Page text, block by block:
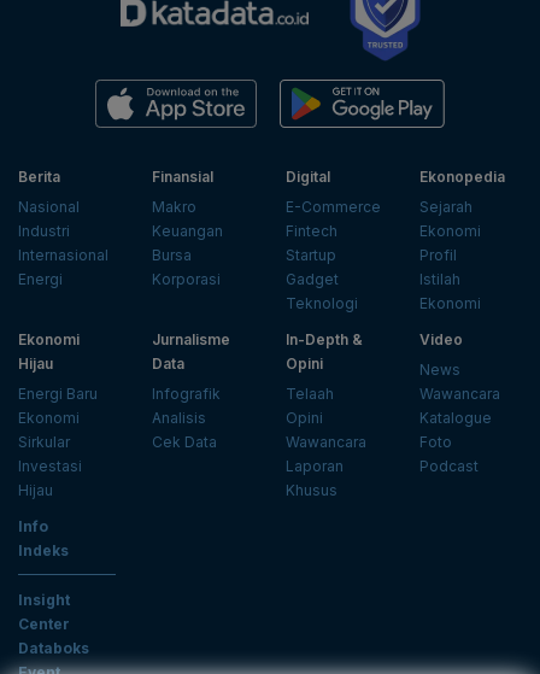
Berita
Nasional
Industri
Internasional
Energi
Finansial
Makro
Keuangan
Bursa
Korporasi
Digital
E-Commerce
Fintech
Startup
Gadget
Teknologi
Ekonopedia
Sejarah
Ekonomi
Profil
Istilah
Ekonomi
Ekonomi
Hijau
Energi Baru
Ekonomi
Sirkular
Investasi
Hijau
Jurnalisme
Data
Infografik
Analisis
Cek Data
In-Depth &
Opini
Telaah
Opini
Wawancara
Laporan
Khusus
Video
News
Wawancara
Katalogue
Foto
Podcast
Info
Indeks
Insight
Center
Databoks